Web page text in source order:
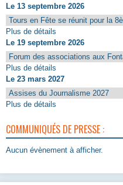
Le 13 septembre 2026
Tours en Fête se réunit pour la
Plus de détails
Le 19 septembre 2026
Forum des associations aux
Plus de détails
Le 23 mars 2027
Assises du Journalisme 2027
Plus de détails
COMMUNIQUÉS DE PRESSE :
Aucun évènement à afficher.